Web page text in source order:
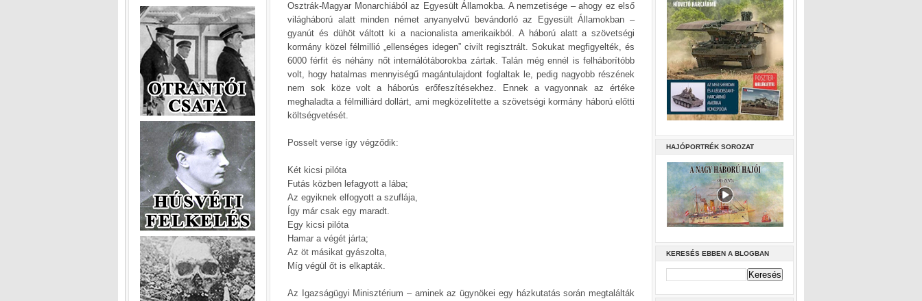
Osztrák-Magyar Monarchiából az Egyesült Államokba. A nemzetisége – ahogy ez első
világháború alatt minden német anyanyelvű bevándorló az Egyesült Államokban –
gyanút és dühöt váltott ki a nacionalista amerikaikból. A háború alatt a szövetségi
kormány közel félmillió „ellenséges idegen” civilt regisztrált. Sokukat megfigyelték, és
6000 férfit és néhány nőt internálótáborokba zártak. Talán még ennél is felháborítóbb
volt, hogy hatalmas mennyiségű magántulajdont foglaltak le, pedig nagyobb részének
nem sok köze volt a háborús erőfeszítésekhez. Ennek a vagyonnak az értéke
meghaladta a félmilliárd dollárt, ami megközelítette a szövetségi kormány háború előtti
költségvetését.
Posselt verse így végződik:
Két kicsi pilóta
Futás közben lefagyott a lába;
Az egyiknek elfogyott a szuflája,
Így már csak egy maradt.
Egy kicsi pilóta
Hamar a végét járta;
Az öt másikat gyászolta,
Míg végül őt is elkapták.
Az Igazságügyi Minisztérium – aminek az ügynökei egy házkutatás során megtalálták
HAJÓPORTRÉK SOROZAT
KERESÉS EBBEN A BLOGBAN